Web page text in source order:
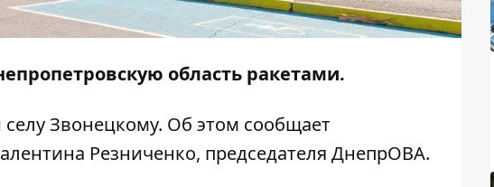
область ракетами.
Звонецкому. Об этом сообщает
Резниченко, председателя ДнепрОВА.